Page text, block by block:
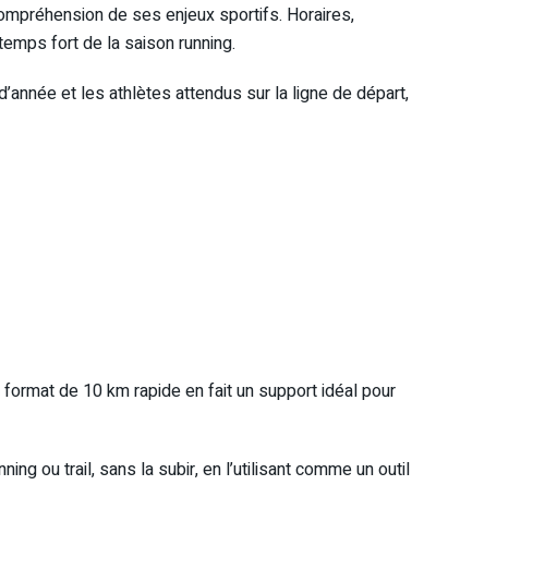
de ses enjeux sportifs. Horaires,
fort de la saison running.
et les athlètes attendus sur la ligne de départ,
de 10 km rapide en fait un support idéal pour
ou trail, sans la subir, en l’utilisant comme un outil